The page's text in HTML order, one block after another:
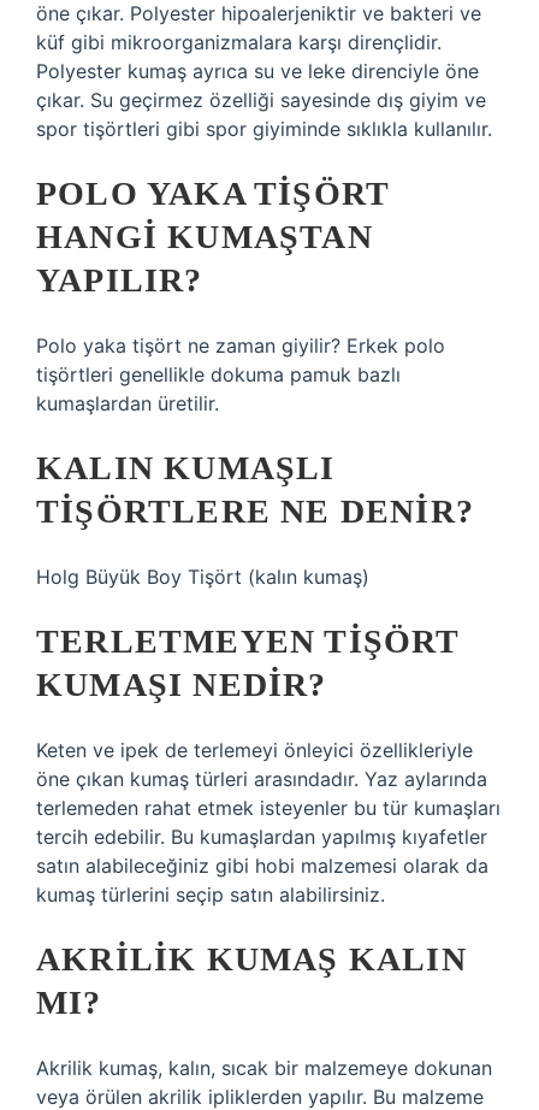
öne çıkar. Polyester hipoalerjeniktir ve bakteri ve
küf gibi mikroorganizmalara karşı dirençlidir.
Polyester kumaş ayrıca su ve leke direnciyle öne
çıkar. Su geçirmez özelliği sayesinde dış giyim ve
spor tişörtleri gibi spor giyiminde sıklıkla kullanılır.
POLO YAKA TIŞÖRT
HANGI KUMAŞTAN
YAPILIR?
Polo yaka tişört ne zaman giyilir? Erkek polo
tişörtleri genellikle dokuma pamuk bazlı
kumaşlardan üretilir.
KALIN KUMAŞLI
TIŞÖRTLERE NE DENIR?
Holg Büyük Boy Tişört (kalın kumaş)
TERLETMEYEN TIŞÖRT
KUMAŞI NEDIR?
Keten ve ipek de terlemeyi önleyici özellikleriyle
öne çıkan kumaş türleri arasındadır. Yaz aylarında
terlemeden rahat etmek isteyenler bu tür kumaşları
tercih edebilir. Bu kumaşlardan yapılmış kıyafetler
satın alabileceğiniz gibi hobi malzemesi olarak da
kumaş türlerini seçip satın alabilirsiniz.
AKRILIK KUMAŞ KALIN
MI?
Akrilik kumaş, kalın, sıcak bir malzemeye dokunan
veya örülen akrilik ipliklerden yapılır. Bu malzeme